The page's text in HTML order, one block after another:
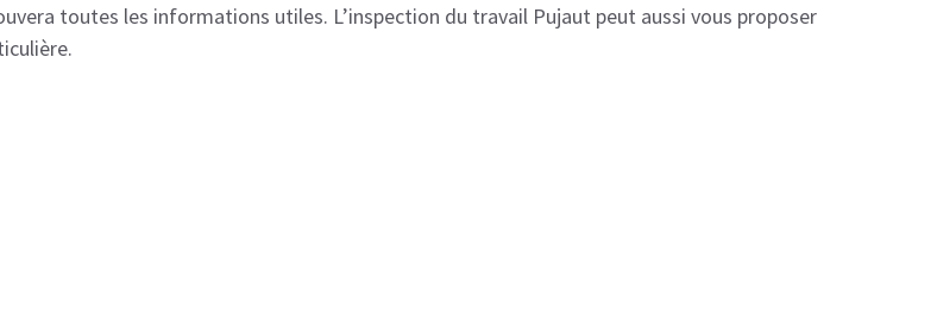
toutes les informations utiles. L’inspection du travail Pujaut peut aussi vous proposer